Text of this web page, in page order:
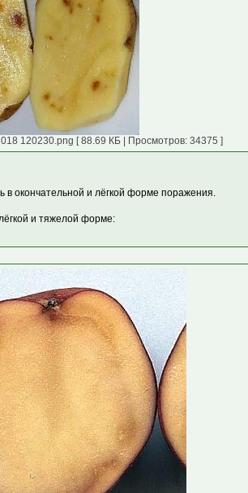
120230.png [ 88.69 КБ | Просмотров: 34375 ]
в окончательной и лёгкой форме поражения.
и тяжелой форме: